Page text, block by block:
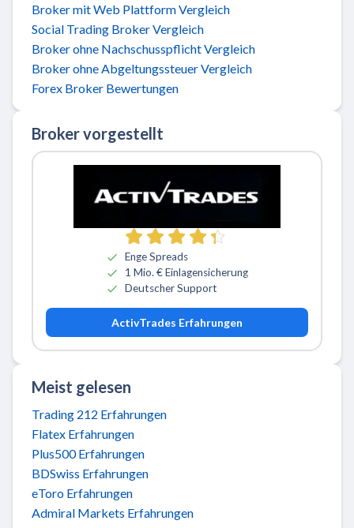
Broker mit Web Plattform Vergleich
Social Trading Broker Vergleich
Broker ohne Nachschusspflicht Vergleich
Broker ohne Abgeltungssteuer Vergleich
Forex Broker Bewertungen
Broker vorgestellt
Zu ActivTrades
Enge Spreads
1 Mio. € Einlagensicherung
Deutscher Support
ActivTrades Erfahrungen
Meist gelesen
Trading 212 Erfahrungen
Flatex Erfahrungen
Plus500 Erfahrungen
BDSwiss Erfahrungen
eToro Erfahrungen
Admiral Markets Erfahrungen